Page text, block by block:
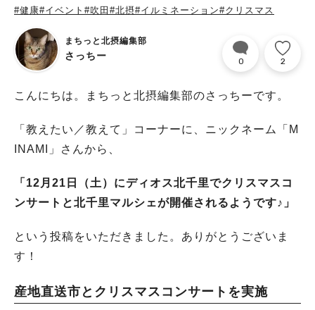
#健康#イベント #吹田 #北摂#イルミネーション#クリスマス
まちっと北摂編集部
さっちー 0 2
こんにちは。まちっと北摂編集部のさっちーです。
「教えたい／教えて」コーナーに、ニックネーム「M
INAMI」さんから、
「12月21日（土）にディオス北千里でクリスマスコ
ンサートと北千里マルシェが開催されるようです♪」
という投稿をいただきました。ありがとうございま
す！
産地直送市とクリスマスコンサートを実施